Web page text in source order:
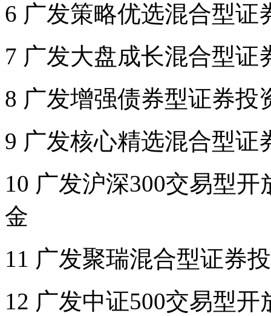
6 广发策略优选混合型证
7 广发大盘成长混合型证
8 广发增强债券型证券投
9 广发核心精选混合型证
10 广发沪深300交易型
金
11 广发聚瑞混合型证券
12 广发中证500交易型